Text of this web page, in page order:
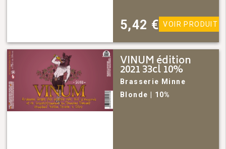
5,42 € VOIR PRODUIT
VINUM édition
2021 33cl 10%
Brasserie Minne
Blonde
| 10%